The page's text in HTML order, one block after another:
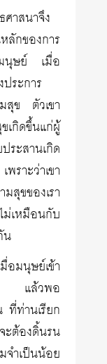
าสนาจึง
กของการ
นุษย์ เมื่อ
ระการ
สุข ตัวเขา
เกิดขึ้นแก่ผู้
ะสานเกิด
ราะว่าเขา
สุขของเรา
เหมือนกับ
น
อมนุษย์เข้า
ข แล้วพอ
ท่านเรียก
ต้องดิ้นรน
จำเป็นน้อย